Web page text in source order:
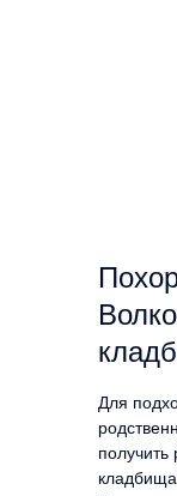
Для
кладбища.